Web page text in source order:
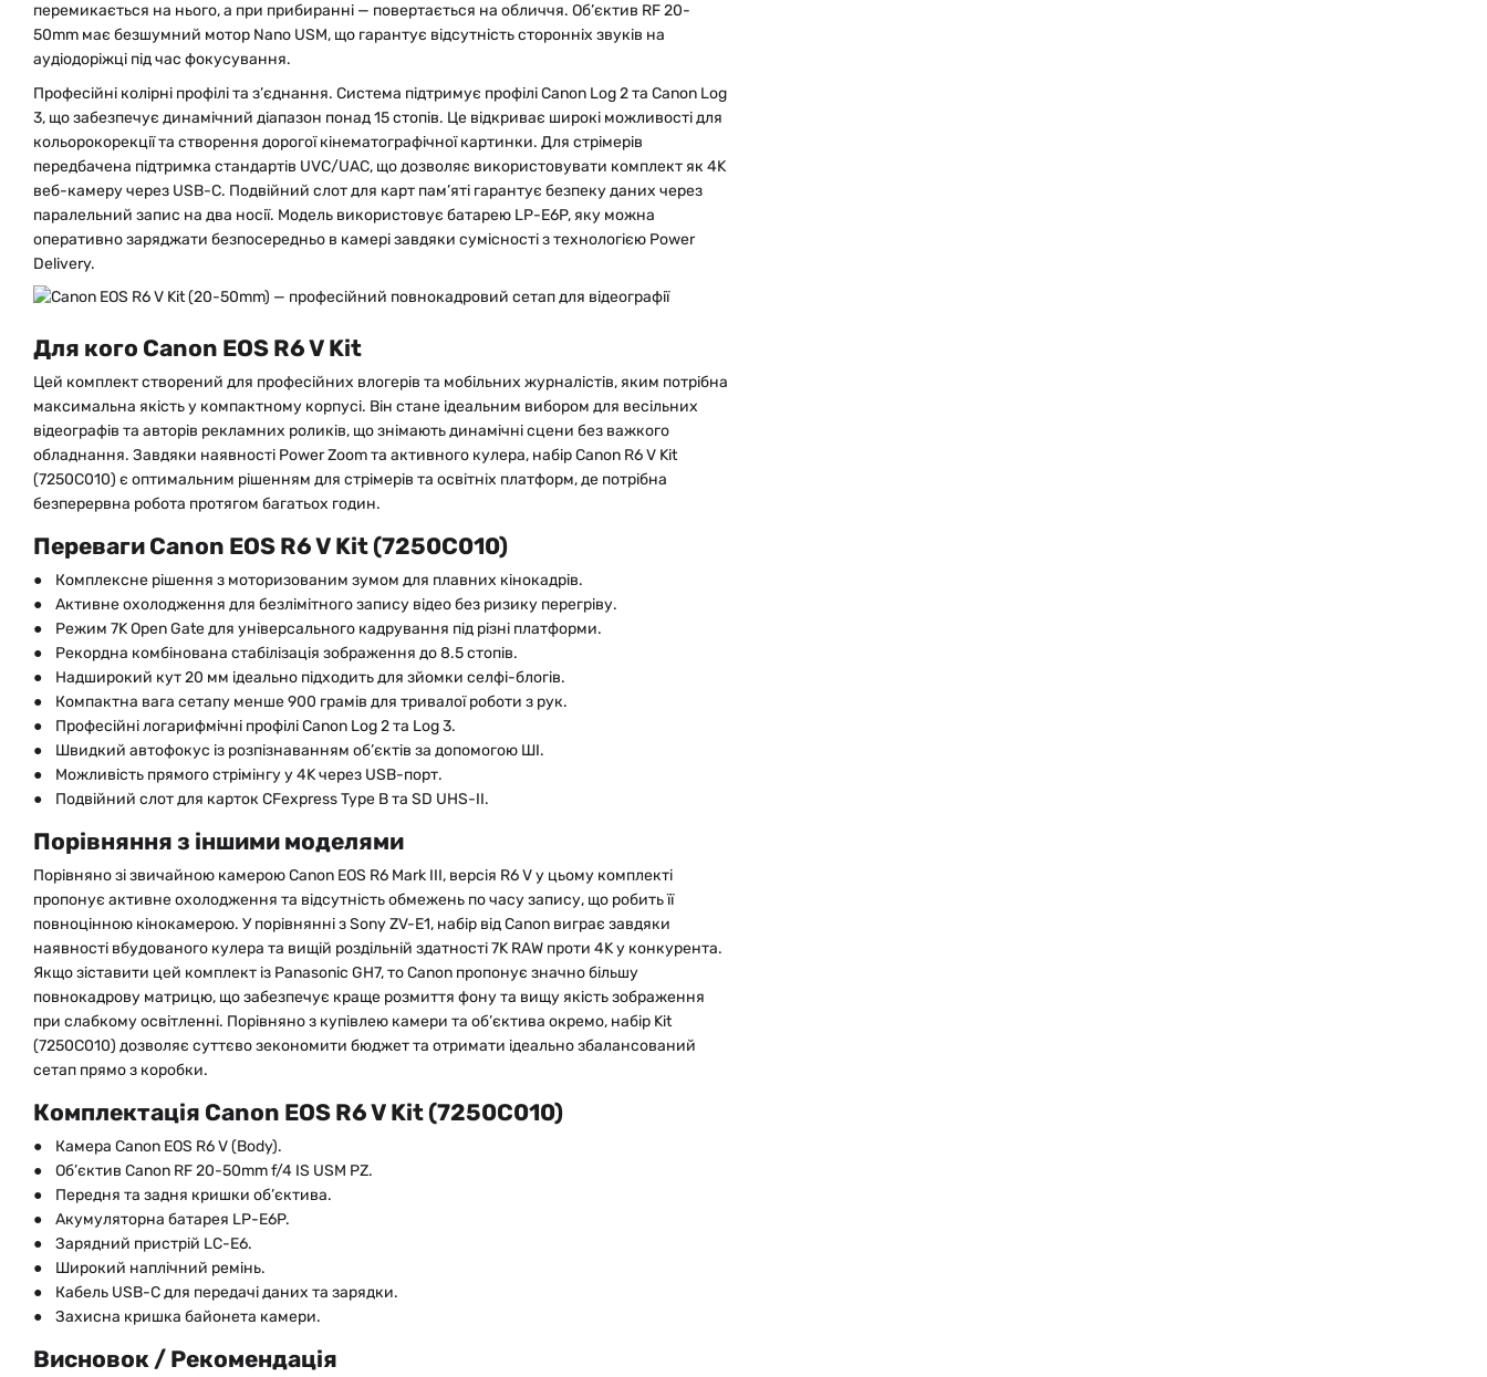
перемикається на нього, а при прибиранні — повертається на обличчя. Об’єктив RF 20-
50mm має безшумний мотор Nano USM, що гарантує відсутність сторонніх звуків на
аудіодоріжці під час фокусування.
Професійні колірні профілі та з’єднання. Система підтримує профілі Canon Log 2 та Canon Log
3, що забезпечує динамічний діапазон понад 15 стопів. Це відкриває широкі можливості для
кольорокорекції та створення дорогої кінематографічної картинки. Для стрімерів
передбачена підтримка стандартів UVC/UAC, що дозволяє використовувати комплект як 4K
веб-камеру через USB-C. Подвійний слот для карт пам’яті гарантує безпеку даних через
паралельний запис на два носії. Модель використовує батарею LP-E6P, яку можна
оперативно заряджати безпосередньо в камері завдяки сумісності з технологією Power
Delivery.
Для кого Canon EOS R6 V Kit
Цей комплект створений для професійних влогерів та мобільних журналістів, яким потрібна
максимальна якість у компактному корпусі. Він стане ідеальним вибором для весільних
відеографів та авторів рекламних роликів, що знімають динамічні сцени без важкого
обладнання. Завдяки наявності Power Zoom та активного кулера, набір Canon R6 V Kit
(7250C010) є оптимальним рішенням для стрімерів та освітніх платформ, де потрібна
безперервна робота протягом багатьох годин.
Переваги Canon EOS R6 V Kit (7250C010)
● Комплексне рішення з моторизованим зумом для плавних кінокадрів.
● Активне охолодження для безлімітного запису відео без ризику перегріву.
● Режим 7K Open Gate для універсального кадрування під різні платформи.
● Рекордна комбінована стабілізація зображення до 8.5 стопів.
● Надширокий кут 20 мм ідеально підходить для зйомки селфі-блогів.
● Компактна вага сетапу менше 900 грамів для тривалої роботи з рук.
● Професійні логарифмічні профілі Canon Log 2 та Log 3.
● Швидкий автофокус із розпізнаванням об’єктів за допомогою ШІ.
● Можливість прямого стрімінгу у 4K через USB-порт.
● Подвійний слот для карток CFexpress Type B та SD UHS-II.
Порівняння з іншими моделями
Порівняно зі звичайною камерою Canon EOS R6 Mark III, версія R6 V у цьому комплекті
пропонує активне охолодження та відсутність обмежень по часу запису, що робить її
повноцінною кінокамерою. У порівнянні з Sony ZV-E1, набір від Canon виграє завдяки
наявності вбудованого кулера та вищій роздільній здатності 7K RAW проти 4K у конкурента.
Якщо зіставити цей комплект із Panasonic GH7, то Canon пропонує значно більшу
повнокадрову матрицю, що забезпечує краще розмиття фону та вищу якість зображення
при слабкому освітленні. Порівняно з купівлею камери та об’єктива окремо, набір Kit
(7250C010) дозволяє суттєво зекономити бюджет та отримати ідеально збалансований
сетап прямо з коробки.
Комплектація Canon EOS R6 V Kit (7250C010)
● Камера Canon EOS R6 V (Body).
● Об’єктив Canon RF 20-50mm f/4 IS USM PZ.
● Передня та задня кришки об’єктива.
● Акумуляторна батарея LP-E6P.
● Зарядний пристрій LC-E6.
● Широкий наплічний ремінь.
● Кабель USB-C для передачі даних та зарядки.
● Захисна кришка байонета камери.
Висновок / Рекомендація